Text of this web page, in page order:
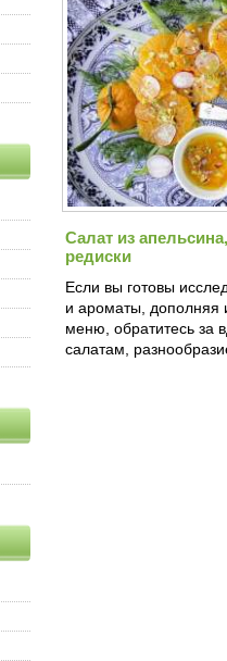
Салат из
редиски
Если вы готовы
и ароматы,
меню, обратитесь за
салатам,